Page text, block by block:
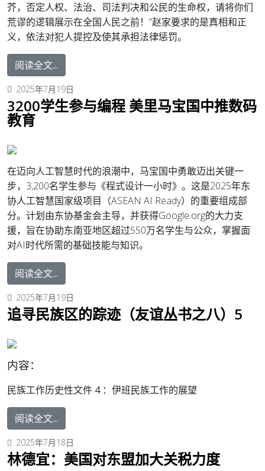
芥，否定人权、法治、司法判决和公民的生命权，请将你们
荒谬的逻辑展示在全国人民之前！”赵家要求的是真相和正
义，依法对犯人提控及使其承担法律惩罚。
阅读全文...
2025年7月19日
3200学生参与编程 美里马宝国中推数码
教育
在迈向人工智慧时代的浪潮中，马宝国中勇敢迈出关键一
步，3,200名学生参与《程式设计一小时》。 这是2025年东
协人工智慧国家级项目（ASEAN AI Ready）的重要组成部
分。计划由东协基金会主导，并获得Google.org的大力支
援，旨在协助东南亚地区超过550万名学生与公众，掌握面
对AI时代所需的基础技能与知识。
阅读全文...
2025年7月19日
追寻民族区的踪迹（友谊丛书之八）5
内容：
民族工作历史性文件 4 ： 伊班民族工作的展望
阅读全文...
2025年7月18日
林德宜：美国对东盟加大关税力度